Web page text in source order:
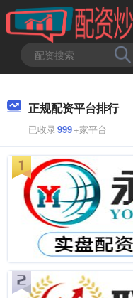
正规配资平台排行
已收录999+家平台